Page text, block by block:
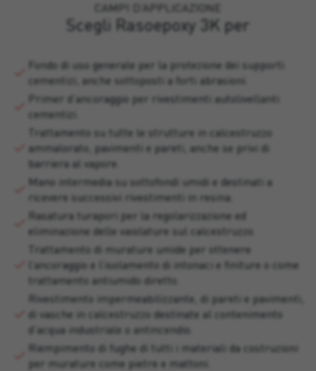
CAMPI D’APPLICAZIONE
Scegli Rasoepoxy 3K per
Fondo di uso generale per la protezione dei supporti
cementizi, anche sottoposti a forti abrasioni.
Primer d’ancoraggio per rivestimenti autolivellanti
cementizi.
Trattamento su tutte le strutture in calcestruzzo
ammalorato, pavimenti e pareti, anche se privi di
barriera al vapore.
Mano intermedia su sottofondi umidi e destinati a
ricevere successivi rivestimenti in resina.
Rasatura turapori per la regolarizzazione ed
eliminazione delle vaiolature sul calcestruzzo.
Trattamento di murature umide per ottenere
l’ancoraggio e l’isolamento di intonaci e finiture o come
trattamento antiumido diretto.
Rivestimento impermeabilizzante, di pareti e pavimenti,
di vasche in calcestruzzo destinate al contenimento
d’acqua industriale o antincendio.
Riempimento di fughe di tutti i materiali da costruzioni
per murature come pietre e mattoni.